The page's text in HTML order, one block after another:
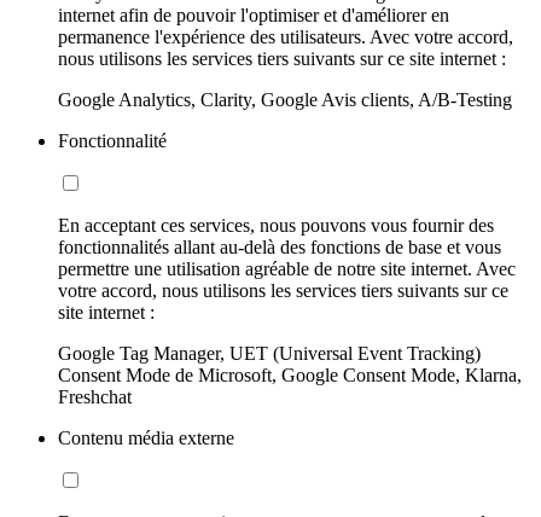
internet afin de pouvoir l'optimiser et d'améliorer en
permanence l'expérience des utilisateurs. Avec votre accord,
nous utilisons les services tiers suivants sur ce site internet :
Google Analytics, Clarity, Google Avis clients, A/B-Testing
Fonctionnalité
En acceptant ces services, nous pouvons vous fournir des
fonctionnalités allant au-delà des fonctions de base et vous
permettre une utilisation agréable de notre site internet. Avec
votre accord, nous utilisons les services tiers suivants sur ce
site internet :
Google Tag Manager, UET (Universal Event Tracking)
Consent Mode de Microsoft, Google Consent Mode, Klarna,
Freshchat
Contenu média externe